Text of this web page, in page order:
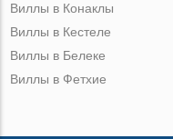
Виллы в Конаклы
Виллы в Кестеле
Виллы в Белеке
Виллы в Фетхие